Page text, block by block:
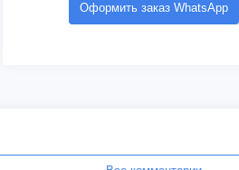
Оформить заказ WhatsApp